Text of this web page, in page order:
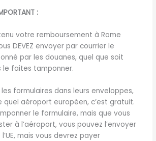
:
votre remboursement à Rome
DEVEZ envoyer par courrier le
par les douanes, quel que soit
le faites tamponner.
formulaires dans leurs enveloppes,
quel aéroport européen, c’est gratuit.
le formulaire, mais que vous
à l’aéroport, vous pouvez l’envoyer
mais vous devrez payer